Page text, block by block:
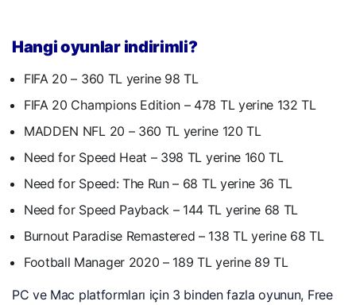
Hangi oyunlar indirimli?
FIFA 20 – 360 TL yerine 98 TL
FIFA 20 Champions Edition – 478 TL yerine 132 TL
MADDEN NFL 20 – 360 TL yerine 120 TL
Need for Speed Heat – 398 TL yerine 160 TL
Need for Speed: The Run – 68 TL yerine 36 TL
Need for Speed Payback – 144 TL yerine 68 TL
Burnout Paradise Remastered – 138 TL yerine 68 TL
Football Manager 2020 – 189 TL yerine 89 TL
PC ve Mac platformları için 3 binden fazla oyunun, Free